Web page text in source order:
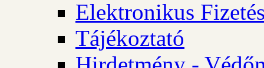
Elektronikus
Tájékoztató